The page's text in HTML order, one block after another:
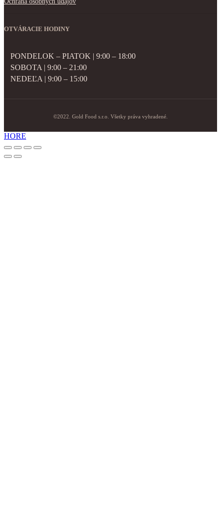
OTVÁRACIE HODINY
PONDELOK – PIATOK | 9:00 – 18:00
SOBOTA | 9:00 – 21:00
NEDEĽA | 9:00 – 15:00
©2022. Gold Food s.r.o. Všetky práva vyhradené.
HORE